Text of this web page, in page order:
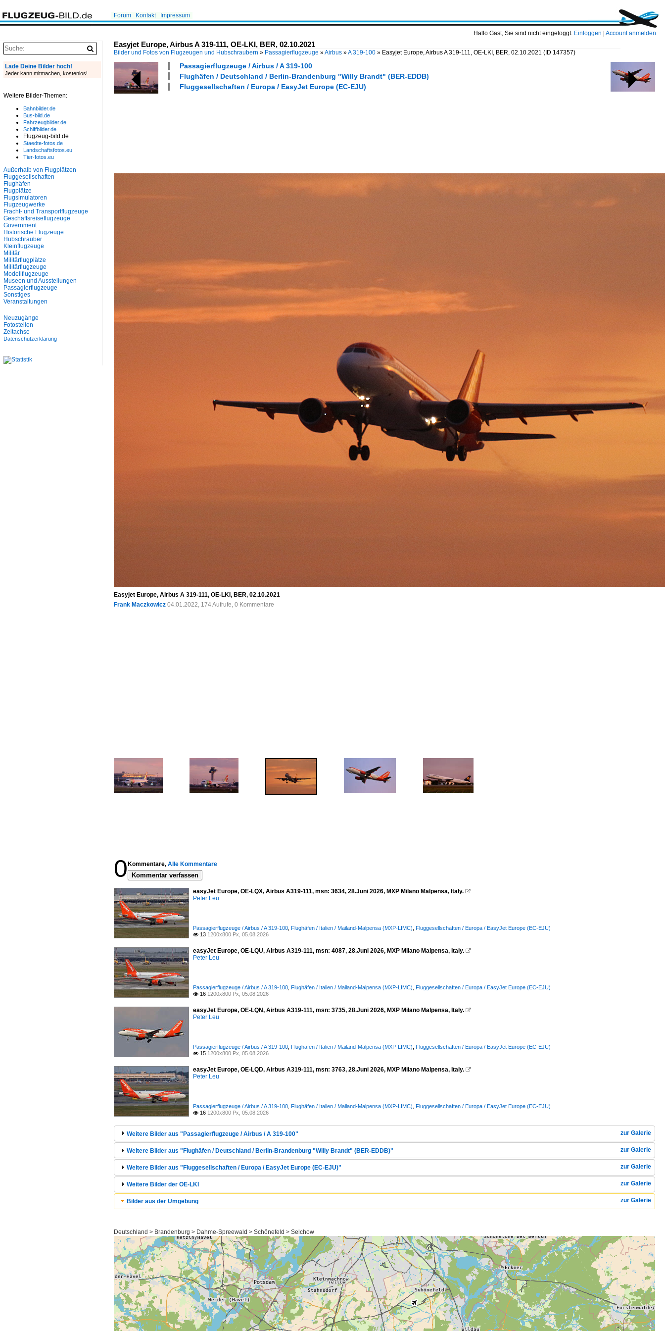
Hallo Gast, Sie sind nicht eingeloggt. Einloggen Account anmelden
Forum Kontakt Impressum
Easyjet Europe, Airbus A 319-111, OE-LKI, BER, 02.10.2021
Bilder und Fotos von Flugzeugen und Hubschraubern » Passagierflugzeuge »Airbus »A 319-100 » Easyjet Europe, Airbus A 319-111, OE-LKI, BER, 02.10.2021 (ID 147357)
Passagierflugzeuge / Airbus / A 319-100
Flughäfen / Deutschland / Berlin-Brandenburg "Willy Brandt" (BER-EDDB)
Fluggesellschaften / Europa / EasyJet Europe (EC-EJU)
Easyjet Europe, Airbus A 319-111, OE-LKI, BER, 02.10.2021
Frank Maczkowicz 04.01.2022, 174 Aufrufe, 0 Kommentare
0 Kommentare, Alle Kommentare
Kommentar verfassen
easyJet Europe, OE-LQX, Airbus A319-111, msn: 3634, 28.Juni 2026, MXP Milano Malpensa, Italy. 
Peter Leu
Passagierflugzeuge / Airbus / A 319-100 Flughäfen / Italien / Mailand-Malpensa (MXP-LIMC) Fluggesellschaften / Europa / EasyJet Europe (EC-EJU)
 13 1200x800 Px, 05.08.2026
easyJet Europe, OE-LQU, Airbus A319-111, msn: 4087, 28.Juni 2026, MXP Milano Malpensa, Italy. 
Peter Leu
Passagierflugzeuge / Airbus / A 319-100 Flughäfen / Italien / Mailand-Malpensa (MXP-LIMC) Fluggesellschaften / Europa / EasyJet Europe (EC-EJU)
 16 1200x800 Px, 05.08.2026
easyJet Europe, OE-LQN, Airbus A319-111, msn: 3735, 28.Juni 2026, MXP Milano Malpensa, Italy. 
Peter Leu
Passagierflugzeuge / Airbus / A 319-100 Flughäfen / Italien / Mailand-Malpensa (MXP-LIMC) Fluggesellschaften / Europa / EasyJet Europe (EC-EJU)
 15 1200x800 Px, 05.08.2026
easyJet Europe, OE-LQD, Airbus A319-111, msn: 3763, 28.Juni 2026, MXP Milano Malpensa, Italy. 
Peter Leu
Passagierflugzeuge / Airbus / A 319-100 Flughäfen / Italien / Mailand-Malpensa (MXP-LIMC) Fluggesellschaften / Europa / EasyJet Europe (EC-EJU)
 16 1200x800 Px, 05.08.2026
zur Galerie
Weitere Bilder aus "Passagierflugzeuge / Airbus / A 319-100"
zur Galerie
Weitere Bilder aus "Flughäfen / Deutschland / Berlin-Brandenburg "Willy Brandt" (BER-EDDB)"
zur Galerie
Weitere Bilder aus "Fluggesellschaften / Europa / EasyJet Europe (EC-EJU)"
zur Galerie
Weitere Bilder der OE-LKI
zur Galerie
Bilder aus der Umgebung
Deutschland > Brandenburg > Dahme-Spreewald > Schönefeld > Selchow
Lade Deine Bilder hoch!
Jeder kann mitmachen, kostenlos!
Weitere Bilder-Themen:
Bahnbilder.de
Bus-bild.de
Fahrzeugbilder.de
Schiffbilder.de
Flugzeug-bild.de
Staedte-fotos.de
Landschaftsfotos.eu
Tier-fotos.eu
Außerhalb von Flugplätzen
Fluggesellschaften
Flughäfen
Flugplätze
Flugsimulatoren
Flugzeugwerke
Fracht- und Transportflugzeuge
Geschäftsreiseflugzeuge
Government
Historische Flugzeuge
Hubschrauber
Kleinflugzeuge
Militär
Militärflugplätze
Militärflugzeuge
Modellflugzeuge
Museen und Ausstellungen
Passagierflugzeuge
Sonstiges
Veranstaltungen
Neuzugänge
Fotostellen
Zeitachse
Datenschutzerklärung